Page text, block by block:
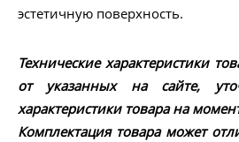
эстетичную поверхность.
Технические характеристики
от указанных на сайте,
характеристики товара на
Комплектация товара может